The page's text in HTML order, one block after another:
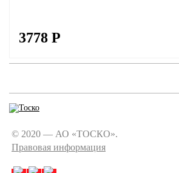
3778 Р
© 2020 — АО «ТОСКО».
Правовая информация